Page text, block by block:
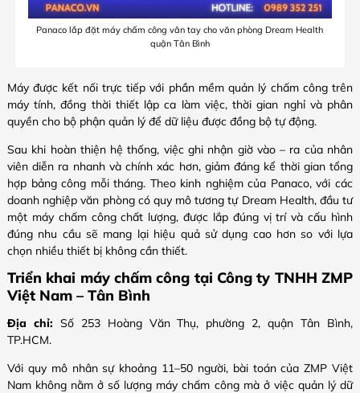
Panaco lắp đặt máy chấm công vân tay cho văn phòng Dream Health
quận Tân Bình
Máy được kết nối trực tiếp với phần mềm quản lý chấm công trên
máy tính, đồng thời thiết lập ca làm việc, thời gian nghỉ và phân
quyền cho bộ phận quản lý để dữ liệu được đồng bộ tự động.
Sau khi hoàn thiện hệ thống, việc ghi nhận giờ vào – ra của nhân
viên diễn ra nhanh và chính xác hơn, giảm đáng kể thời gian tổng
hợp bảng công mỗi tháng. Theo kinh nghiệm của Panaco, với các
doanh nghiệp văn phòng có quy mô tương tự Dream Health, đầu tư
một máy chấm công chất lượng, được lắp đúng vị trí và cấu hình
đúng nhu cầu sẽ mang lại hiệu quả sử dụng cao hơn so với lựa
chọn nhiều thiết bị không cần thiết.
Triển khai máy chấm công tại Công ty TNHH ZMP
Việt Nam – Tân Bình
Địa chỉ: Số 253 Hoàng Văn Thụ, phường 2, quận Tân Bình,
TP.HCM.
Với quy mô nhân sự khoảng 11–50 người, bài toán của ZMP Việt
Nam không nằm ở số lượng máy chấm công mà ở việc quản lý dữ